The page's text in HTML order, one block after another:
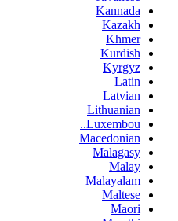
Kannada
Kazakh
Khmer
Kurdish
Kyrgyz
Latin
Latvian
Lithuanian
Luxembou..
Macedonian
Malagasy
Malay
Malayalam
Maltese
Maori